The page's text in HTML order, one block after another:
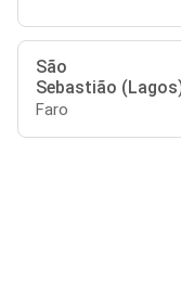
São
Sebastião
Faro